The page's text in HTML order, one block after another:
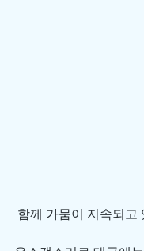
함께 가뭄이 지속되고